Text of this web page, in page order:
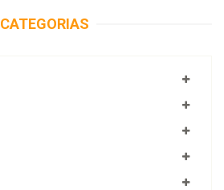
CATEGORIAS